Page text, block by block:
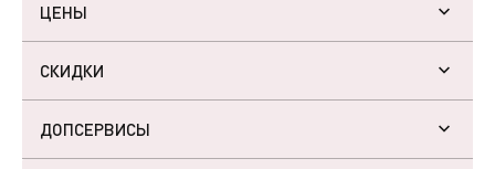
ЦЕНЫ
СКИДКИ
ДОПСЕРВИСЫ